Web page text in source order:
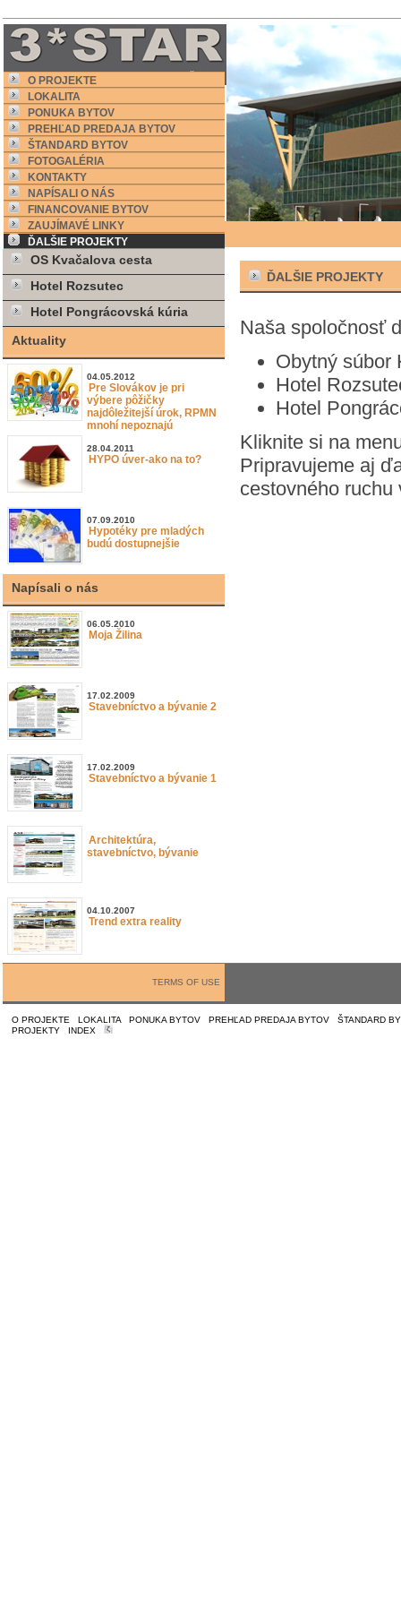
O PROJEKTE
LOKALITA
PONUKA BYTOV
PREHĽAD PREDAJA BYTOV
ŠTANDARD BYTOV
FOTOGALÉRIA
KONTAKTY
NAPÍSALI O NÁS
FINANCOVANIE BYTOV
ZAUJÍMAVÉ LINKY
ĎALŠIE PROJEKTY
OS Kvačalova cesta
Hotel Rozsutec
Hotel Pongrácovská kúria
Aktuality
04.05.2012
Pre Slovákov je pri
výbere pôžičky
najdôležitejší úrok, RPMN
mnohí nepoznajú
28.04.2011
HYPO úver-ako na to?
07.09.2010
Hypotéky pre mladých
budú dostupnejšie
Napísali o nás
06.05.2010
Moja Žilina
17.02.2009
Stavebníctvo a bývanie 2
17.02.2009
Stavebníctvo a bývanie 1
Architektúra,
stavebníctvo, bývanie
04.10.2007
Trend extra reality
ĎALŠIE PROJEKTY
Naša spoločnosť
Obytný súbor
Hotel
Hotel
Kliknite si na
Pripravujeme aj
cestovného
TERMS OF USE
O PROJEKTE LOKALITA PONUKA BYTOV PREHĽAD PREDAJA BYTOV
ŠTANDARD
PROJEKTY
INDEX